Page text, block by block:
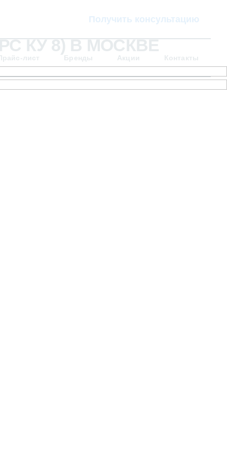
Получить консультацию
лист Бренды Акции Контакты
КУ 8) В МОСКВЕ